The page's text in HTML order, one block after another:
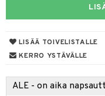
LISÄÄ TOIVELISTALLE
KERRO YSTÄVÄLLE
ALE - on aika
kuorinta
alentavat
säätelevät